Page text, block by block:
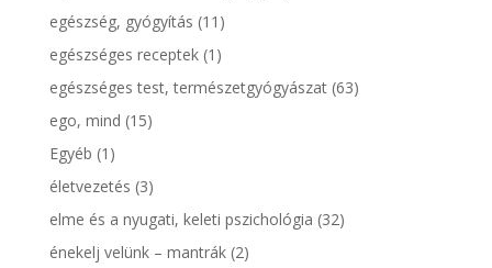
egészség, gyógyítás (11)
egészséges receptek(1)
egészséges test, természetgyógyászat(63)
ego, mind (15)
Egyéb (1)
életvezetés (3)
elme és a nyugati, keleti pszichológia (32)
énekelj velünk – mantrák(2)